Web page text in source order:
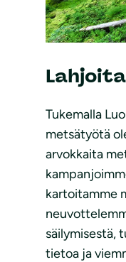
Tukemalla
metsätyötä
arvokkaita
kartoitamme
säilymisestä,
tietoa ja